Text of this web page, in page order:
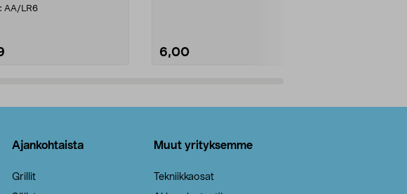
AA/LR6
6,00
Ajankohtaista
Grillit
Muut yrityksemme
Tekniikkaosat